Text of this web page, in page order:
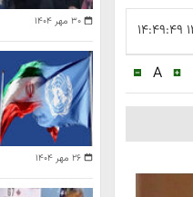
A
۳۰ مهر ۱۴۰۴
۲۶ مهر ۱۴۰۴